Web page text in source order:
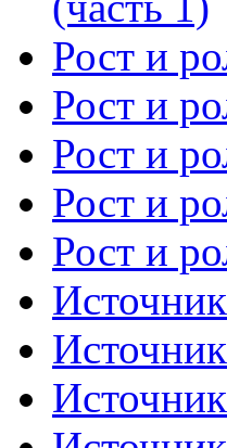
Рост и
Рост и
Рост и
Рост и
Рост и